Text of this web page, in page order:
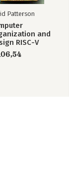
Patterson
and
RISC-V